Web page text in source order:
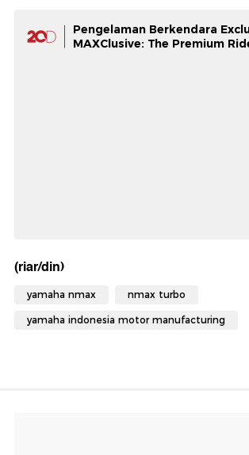
Pengelaman Berkendara
MAXClusive: The Premium
(riar/din)
yamaha nmax nmax turbo
yamaha indonesia motor manufacturing